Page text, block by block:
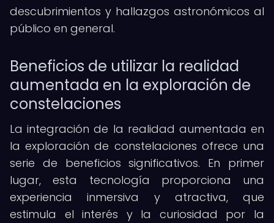
descubrimientos y hallazgos astronómicos al
público en general.
Beneficios de utilizar la realidad
aumentada en la exploración de
constelaciones
La integración de la realidad aumentada en
la exploración de constelaciones ofrece una
serie de beneficios significativos. En primer
lugar, esta tecnología proporciona una
experiencia inmersiva y atractiva, que
estimula el interés y la curiosidad por la